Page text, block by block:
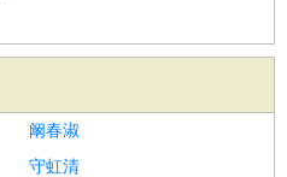
阚春淑
守虹清